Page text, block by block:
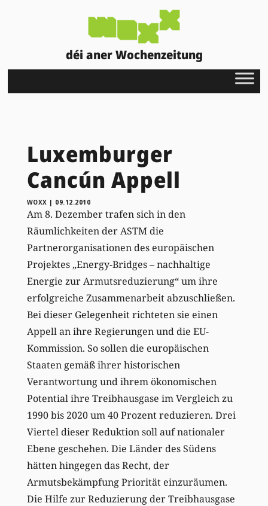
déi aner Wochenzeitung
Luxemburger
Cancún Appell
WOXX | 09.12.2010
Am 8. Dezember trafen sich in den
Räumlichkeiten der ASTM die
Partnerorganisationen des europäischen
Projektes „Energy-Bridges – nachhaltige
Energie zur Armutsreduzierung“ um ihre
erfolgreiche Zusammenarbeit abzuschließen.
Bei dieser Gelegenheit richteten sie einen
Appell an ihre Regierungen und die EU-
Kommission. So sollen die europäischen
Staaten gemäß ihrer historischen
Verantwortung und ihrem ökonomischen
Potential ihre Treibhausgase im Vergleich zu
1990 bis 2020 um 40 Prozent reduzieren. Drei
Viertel dieser Reduktion soll auf nationaler
Ebene geschehen. Die Länder des Südens
hätten hingegen das Recht, der
Armutsbekämpfung Priorität einzuräumen.
Die Hilfe zur Reduzierung der Treibhausgase